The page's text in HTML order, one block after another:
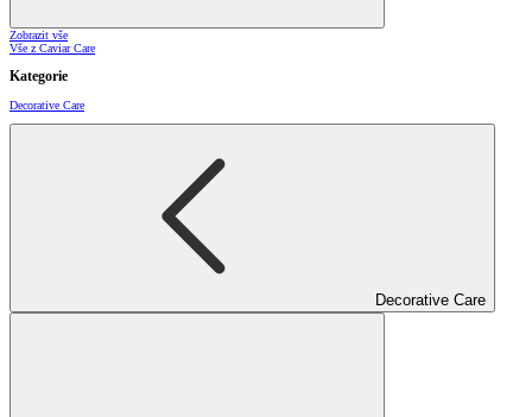
Zobrazit vše
Vše z Caviar Care
Kategorie
Decorative Care
Decorative Care